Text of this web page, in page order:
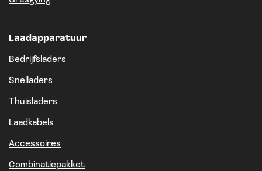
Laadapparatuur
Bedrijfsladers
Snelladers
Thuisladers
Laadkabels
Accessoires
Combinatiepakket